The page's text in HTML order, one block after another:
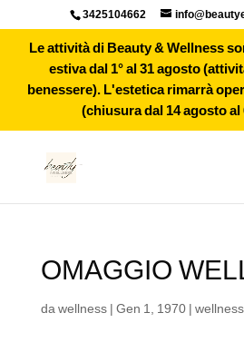
3425104662
Le attività di Beauty & Wellness
estiva dal 1° al 31 agosto
benessere). L'estetica rimarrà
(chiusura dal 14 agosto
OMAGGIO
dawellness|Gen 1, 1970|wellness